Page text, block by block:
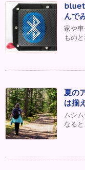
んで
家や
もの
夏の
は揃
ムシ
なる